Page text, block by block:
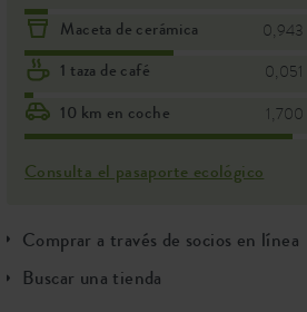
Maceta de cerámica 0,943
1 taza de café 0,051
10 km en coche
Consulta el pasaporte ecológico
Comprar a través de socios en línea
Buscar una tienda